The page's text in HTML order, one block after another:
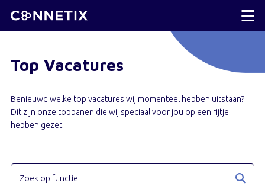
Top Vacatures
Benieuwd welke top vacatures wij momenteel hebben uitstaan?
Dit zijn onze topbanen die wij speciaal voor jou op een rijtje
hebben gezet.